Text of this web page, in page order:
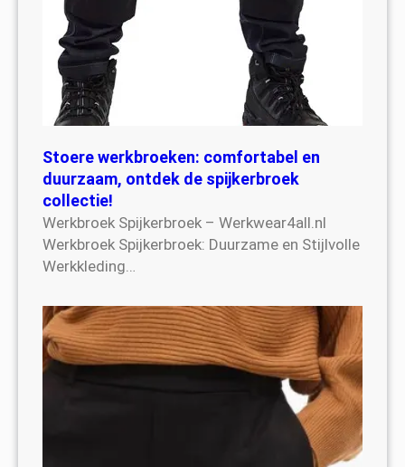
Stoere werkbroeken: comfortabel en
duurzaam, ontdek de spijkerbroek
collectie!
Werkbroek Spijkerbroek – Werkwear4all.nl
Werkbroek Spijkerbroek: Duurzame en Stijlvolle
Werkkleding…